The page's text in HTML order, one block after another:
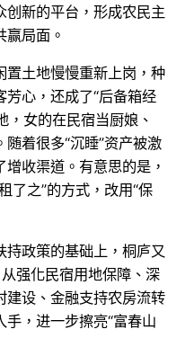
创新的平台，形成农民主
局面。
置土地慢慢重新上岗，种
心，还成了“后备箱经
，女的在民宿当厨娘、
着很多“沉睡”资产被激
收渠道。有意思的是，
了之”的方式，改用“保
持政策的基础上，桐庐又
强化民宿用地保障、深
建设、金融支持农房流转
，进一步擦亮“富春山